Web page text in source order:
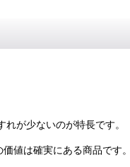
が少ないのが特長です。
値は確実にある商品で